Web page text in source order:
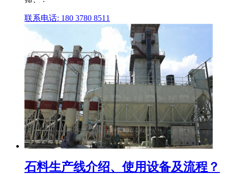
联系电话: 180 3780 8511
石料生产线介绍、使用设备及流程？